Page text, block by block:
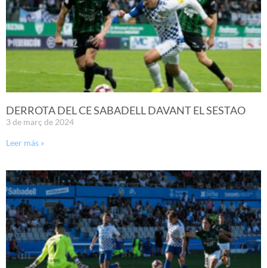
DERROTA DEL CE SABADELL DAVANT EL SESTAO
3 de març de 2024
Leer más »